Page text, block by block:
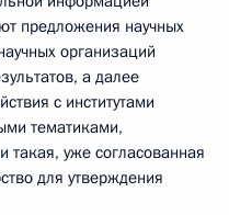
предложения научных
организаций
а далее
с институтами
тематиками,
такая, уже согласованная
для утверждения